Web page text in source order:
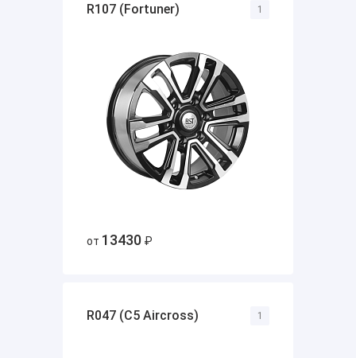
R107 (Fortuner)
от 13430 ₽
1
R047 (C5 Aircross) 1